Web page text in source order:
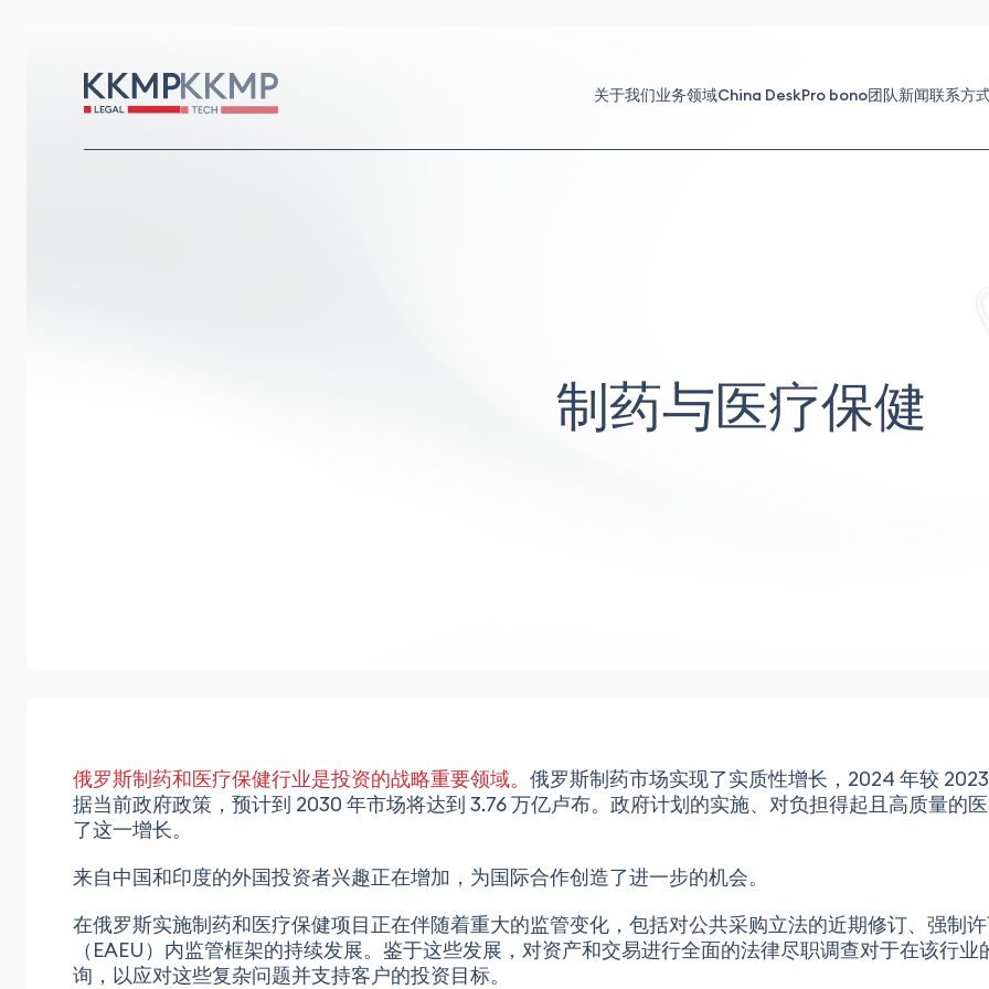
关于我们业务领域China DeskPro bono团队新闻联系方
制药与医疗保健
俄罗斯制药和医疗保健行业是投资的战略重要领域。 俄罗斯制药市场实现了实质性增长，2024 年较
据当前政府政策，预计到 2030 年市场将达到 3.76 万亿卢布。政府计划的实施、对负担得起且高质量的
了这一增长。
来自中国和印度的外国投资者兴趣正在增加，为国际合作创造了进一步的机会。
在俄罗斯实施制药和医疗保健项目正在伴随着重大的监管变化，包括对公共采购立法的近期修订、强制
（EAEU）内监管框架的持续发展。鉴于这些发展，对资产和交易进行全面的法律尽职调查对于在该行
询，以应对这些复杂问题并支持客户的投资目标。